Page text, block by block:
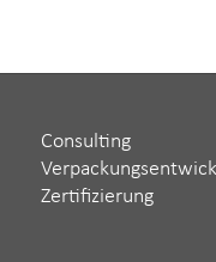
Consulting
Zertifizierung